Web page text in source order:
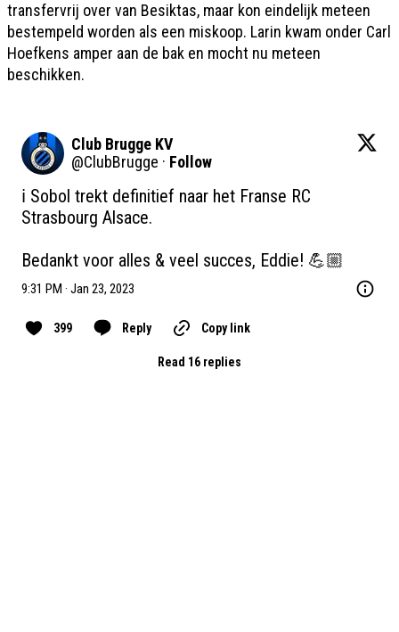
transfervrij over van Besiktas, maar kon eindelijk meteen
bestempeld worden als een miskoop. Larin kwam onder Carl
Hoefkens amper aan de bak en mocht nu meteen
beschikken.
Club Brugge KV
@ClubBrugge · Follow
ℹ️ Sobol trekt definitief naar het Franse RC
Strasbourg Alsace.
Bedankt voor alles & veel succes, Eddie! 💪🏼
9:31 PM · Jan 23, 2023
399 Reply Copy link
Read 16 replies